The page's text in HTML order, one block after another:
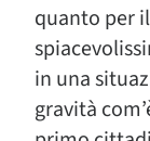
quanto per
in una
gravità